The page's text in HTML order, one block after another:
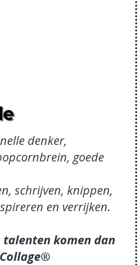
denker,
goede
schrijven, knippen,
en verrijken.
komen dan